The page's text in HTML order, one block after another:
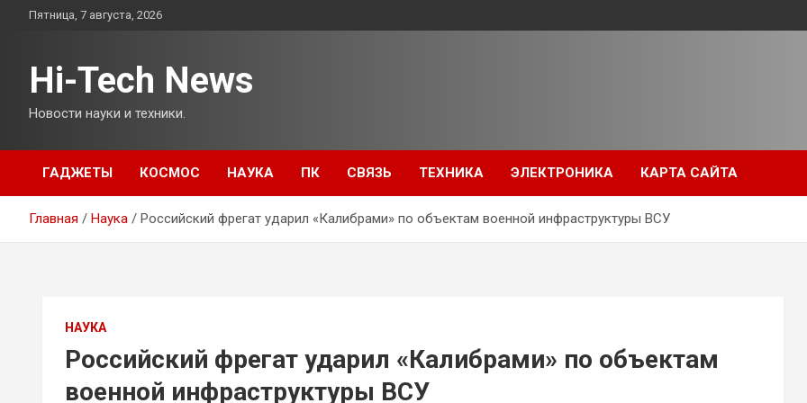
ПерейтиПятница, 7 августа, 2026
Hi-Tech News
Новости науки и техники.
ГАДЖЕТЫ КОСМОС НАУКА ПК СВЯЗЬ ТЕХНИКА ЭЛЕКТРОНИКА КАРТА САЙТА
Главная Наука Российский фрегат ударил «Калибрами» по объектам военной инфраструктуры ВСУ
НАУКА
Российский фрегат ударил «Калибрами» по объектам
военной инфраструктуры ВСУ